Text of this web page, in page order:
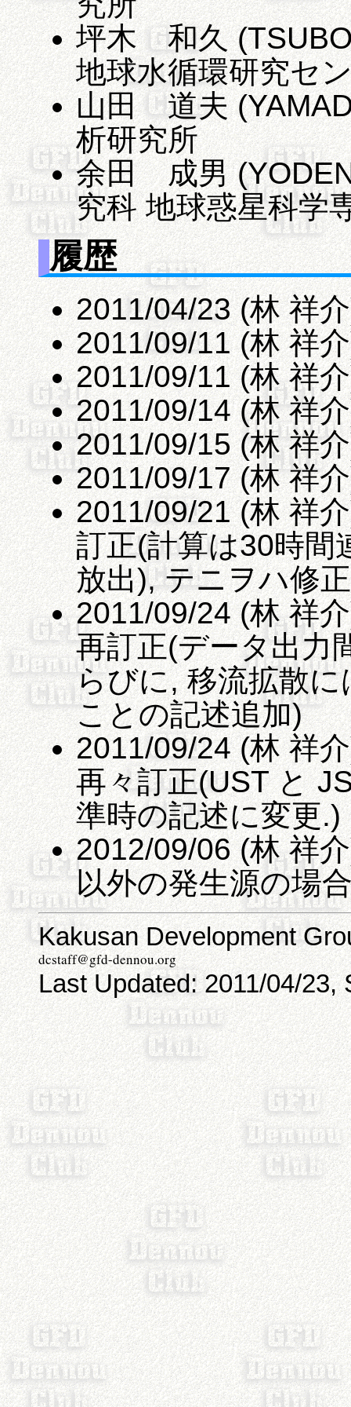
坪木 和久
地球水循環研究セ
山田 道夫
析研究所
余田 成男
究科 地球惑星科学
履歴
2011/04/23 (林 祥
2011/09/11 (林 祥
2011/09/11 (林 祥
2011/09/14 (林 祥
2011/09/15 (林 祥
2011/09/17 (林 祥
2011/09/21 (林 祥
訂正(計算は30時間
放出), テニヲハ修
2011/09/24 (林 祥
再訂正(データ出力
らびに, 移流拡散
ことの記述追加)
2011/09/24 (林 祥
再々訂正(UST と
準時の記述に変更.)
2012/09/06 (林 祥
以外の発生源の場
Kakusan Development
Last Updated: 2011/04/23,